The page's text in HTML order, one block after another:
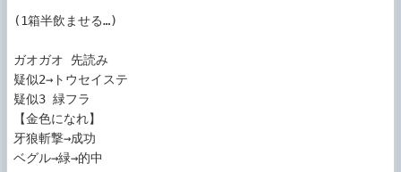
(1箱半飲ませる…)
ガオガオ 先読み
疑似2→トウセイステ
疑似3 緑フラ
【金色になれ】
牙狼斬撃→成功
ベグル→緑→的中